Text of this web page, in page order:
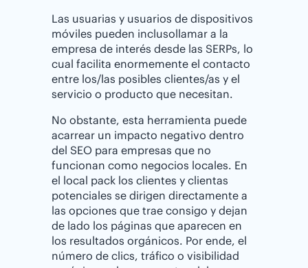
Las usuarias y usuarios de dispositivos
móviles pueden inclusollamar a la
empresa de interés desde las SERPs, lo
cual facilita enormemente el contacto
entre los/las posibles clientes/as y el
servicio o producto que necesitan.
No obstante, esta herramienta puede
acarrear un impacto negativo dentro
del SEO para empresas que no
funcionan como negocios locales. En
el local pack los clientes y clientas
potenciales se dirigen directamente a
las opciones que trae consigo y dejan
de lado los páginas que aparecen en
los resultados orgánicos. Por ende, el
número de clics, tráfico o visibilidad